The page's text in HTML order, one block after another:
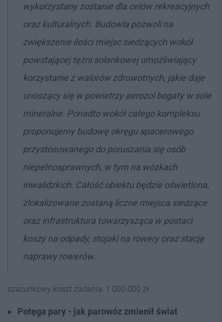
wykorzystany zostanie dla celów rekreacyjnych
oraz kulturalnych. Budowla pozwoli na
zwiększenie ilości miejsc siedzących wokół
powstającej tężni solankowej umożliwiający
korzystanie z walorów zdrowotnych, jakie daje
unoszący się w powietrzy aerozol bogaty w sole
mineralne. Ponadto wokół całego kompleksu
proponujemy budowę okręgu spacerowego
przystosowanego do poruszania się osób
niepełnosprawnych, w tym na wózkach
inwalidzkich. Całość obiektu będzie oświetlona,
zlokalizowane zostaną liczne miejsca siedzące
oraz infrastruktura towarzysząca w postaci
koszy na odpady, stojaki na rowery oraz stację
naprawy rowerów.
szacunkowy koszt zadania: 1 000 000 zł
Potęga pary - jak parowóz zmienił świat